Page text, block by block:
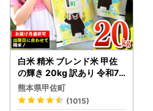
白米 精米 ブレンド米 甲佐
の輝き 20kg 訳あり 令和7
年産 【価格改定ZS】
熊本県甲佐町
(1015)